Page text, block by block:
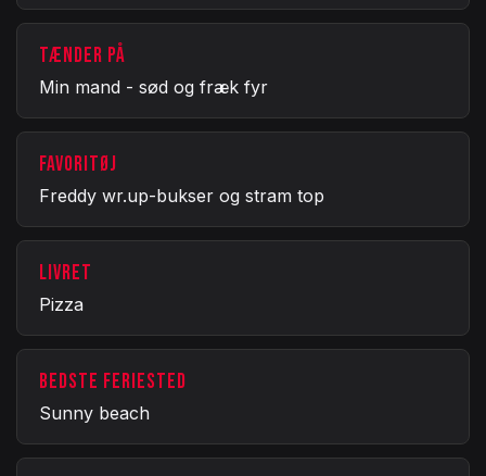
TÆNDER PÅ
Min mand - sød og fræk fyr
FAVORITØJ
Freddy wr.up-bukser og stram top
LIVRET
Pizza
BEDSTE FERIESTED
Sunny beach